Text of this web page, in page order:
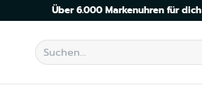
Über 6.000 Markenuhren für dich
Suchen
nach: